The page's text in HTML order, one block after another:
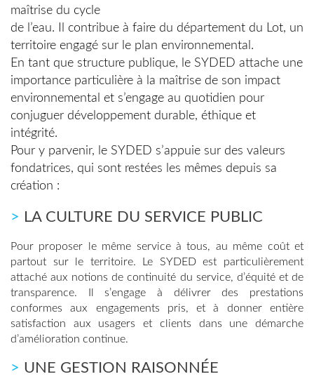
maîtrise du cycle
de l’eau. Il contribue à faire du département du Lot, un
territoire engagé sur le plan environnemental.
En tant que structure publique, le SYDED attache une
importance particulière à la maîtrise de son impact
environnemental et s’engage au quotidien pour
conjuguer développement durable, éthique et
intégrité.
Pour y parvenir, le SYDED s’appuie sur des valeurs
fondatrices, qui sont restées les mêmes depuis sa
création :
> LA CULTURE DU SERVICE PUBLIC
Pour proposer le même service à tous, au même coût et
partout sur le territoire. Le SYDED est particulièrement
attaché aux notions de continuité du service, d’équité et de
transparence. Il s’engage à délivrer des prestations
conformes aux engagements pris, et à donner entière
satisfaction aux usagers et clients dans une démarche
d’amélioration continue.
> UNE GESTION RAISONNÉE